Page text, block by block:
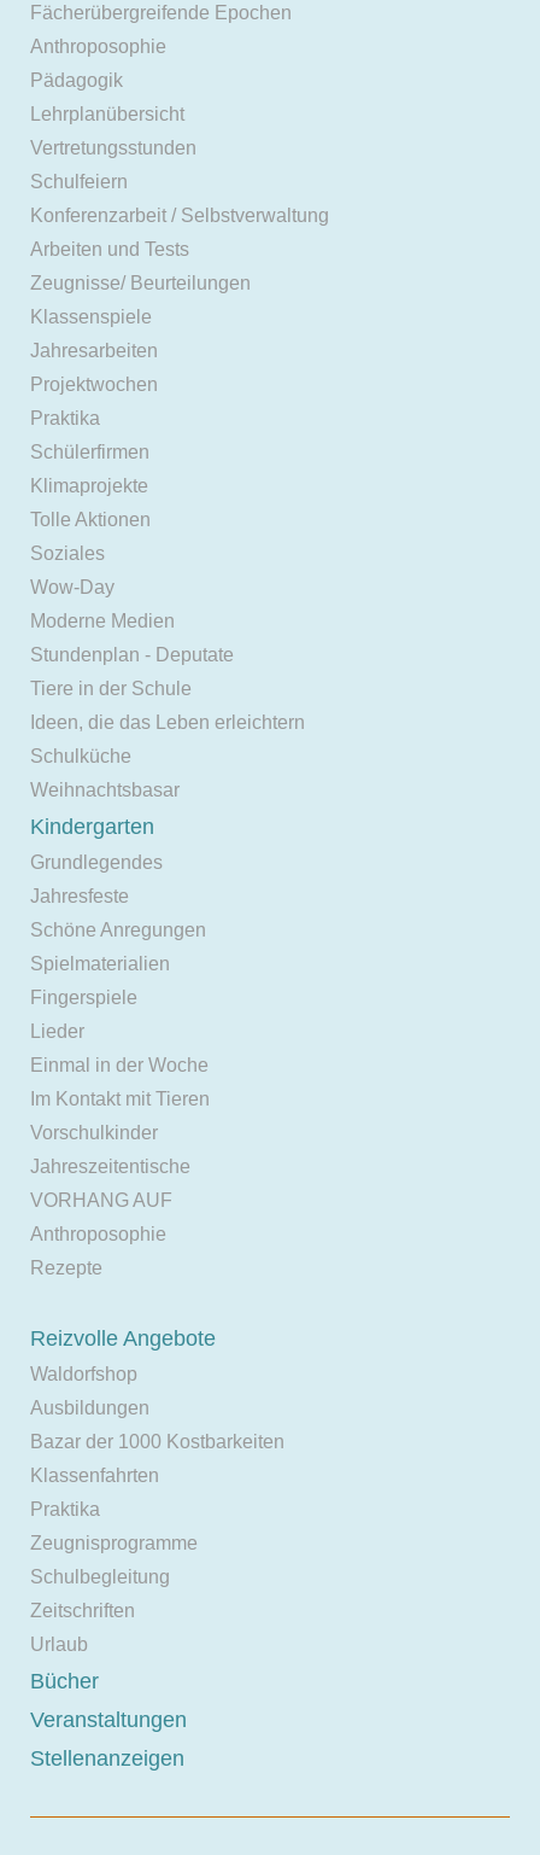
Fächerübergreifende Epochen
Anthroposophie
Pädagogik
Lehrplanübersicht
Vertretungsstunden
Schulfeiern
Konferenzarbeit / Selbstverwaltung
Arbeiten und Tests
Zeugnisse/ Beurteilungen
Klassenspiele
Jahresarbeiten
Projektwochen
Praktika
Schülerfirmen
Klimaprojekte
Tolle Aktionen
Soziales
Wow-Day
Moderne Medien
Stundenplan - Deputate
Tiere in der Schule
Ideen, die das Leben erleichtern
Schulküche
Weihnachtsbasar
Kindergarten
Grundlegendes
Jahresfeste
Schöne Anregungen
Spielmaterialien
Fingerspiele
Lieder
Einmal in der Woche
Im Kontakt mit Tieren
Vorschulkinder
Jahreszeitentische
VORHANG AUF
Anthroposophie
Rezepte
Reizvolle Angebote
Waldorfshop
Ausbildungen
Bazar der 1000 Kostbarkeiten
Klassenfahrten
Praktika
Zeugnisprogramme
Schulbegleitung
Zeitschriften
Urlaub
Bücher
Veranstaltungen
Stellenanzeigen